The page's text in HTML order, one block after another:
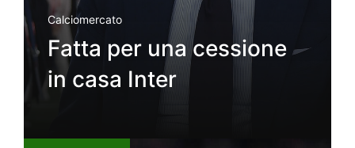
Calciomercato
Fatta per una cessione
in casa Inter